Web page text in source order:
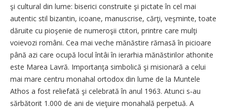
şi cultural din lume: biserici construite şi pictate în cel mai
autentic stil bizantin, icoane, manuscrise, cărţi, veşminte, toate
dăruite cu pioşenie de numeroşii ctitori, printre care mulţi
voievozi români. Cea mai veche mănăstire rămasă în picioare
până azi care ocupă locul întâi în ierarhia mă­năs­tirilor athonite
este Marea Lavră. Importanţa simbolică şi misionară a celui
mai mare centru monahal ortodox din lume de la Muntele
Athos a fost reliefată şi celebrată în anul 1963. Atunci s‑au
sărbătorit 1.000 de ani de vieţuire monahală perpetuă. A